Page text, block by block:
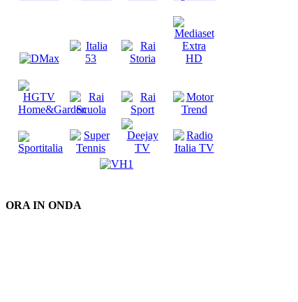
ORA IN ONDA